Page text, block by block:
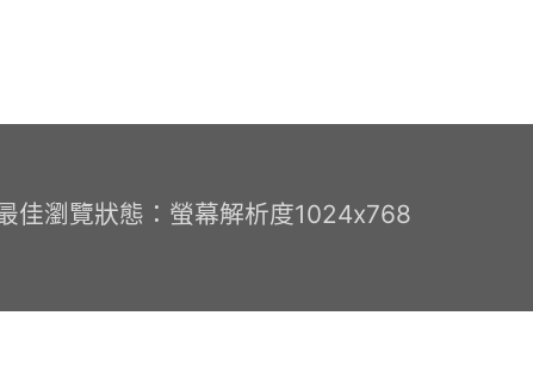
瀏覽狀態：螢幕解析度1024x768